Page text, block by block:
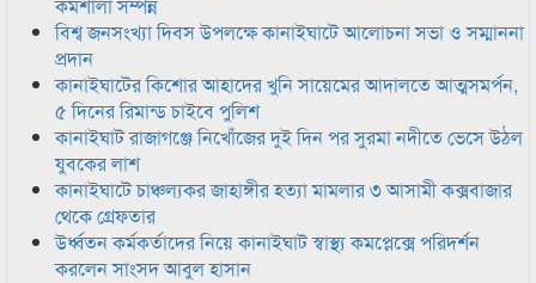
বিশ্ব জনসংখ্যা দিবস উপলক্ষে কানাইঘাটে আলোচনা সভা ও সম্মাননা
প্রদান
কানাইঘাটের কিশোর আহাদের খুনি সায়েমের আদালতে আত্মসমর্পন,
৫ দিনের রিমান্ড চাইবে পুলিশ
কানাইঘাট রাজাগঞ্জে নিখোঁজের দুই দিন পর সুরমা নদীতে ভেসে উঠল
যুবকের লাশ
কানাইঘাটে চাঞ্চল্যকর জাহাঙ্গীর হত্যা মামলার ৩ আসামী কক্সবাজার
থেকে গ্রেফতার
উর্ধ্বতন কর্মকর্তাদের নিয়ে কানাইঘাট স্বাস্থ্য কমপ্লেক্সে পরিদর্শন
করলেন সাংসদ আবুল হাসান